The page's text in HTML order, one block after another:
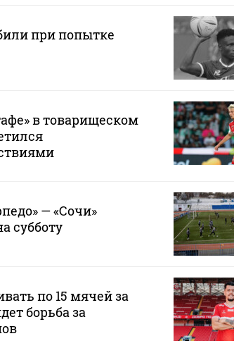
при попытке
в товарищеском
— «Сочи»
субботу
по 15 мячей за
борьба за